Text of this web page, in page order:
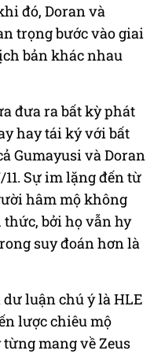
đó, Doran và
trọng bước vào giai
bản khác nhau
đưa ra bất kỳ phát
hay tái ký với bất
Gumayusi và Doran
Sự im lặng đến từ
hâm mộ không
bởi họ vẫn hy
suy đoán hơn là
luận chú ý là HLE
lược chiêu mộ
mang về Zeus